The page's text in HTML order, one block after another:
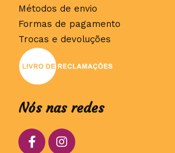
Métodos de envio
Formas de pagamento
Trocas e devoluções
Nós nas redes